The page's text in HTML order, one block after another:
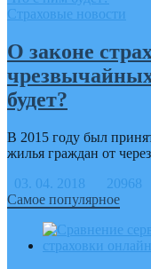
Страховые новости
О законе
будет?
В 2015 году был
жилья граждан от
03. 04. 2018
Самое популярное